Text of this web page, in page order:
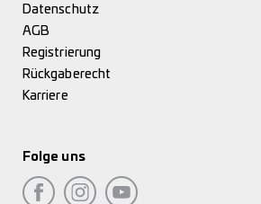
Datenschutz
AGB
Registrierung
Rückgaberecht
Karriere
Folge uns